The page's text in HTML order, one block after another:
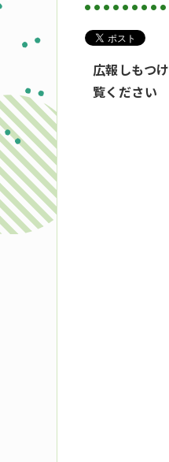
広報しもつ
覧ください